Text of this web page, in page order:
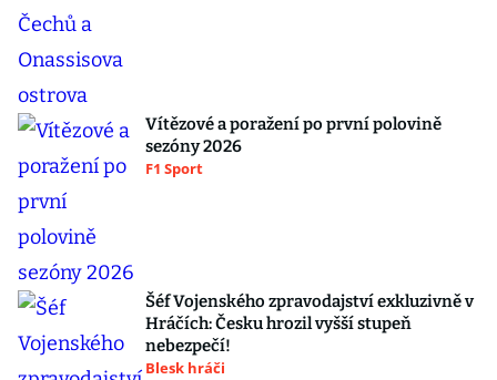
Vítězové a poražení po první polovině
sezóny 2026
F1 Sport
Šéf Vojenského zpravodajství exkluzivně v
Hráčích: Česku hrozil vyšší stupeň
nebezpečí!
Blesk hráči